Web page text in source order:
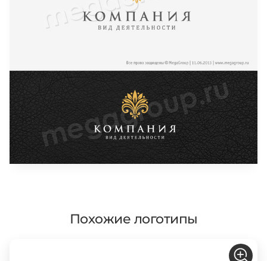
Похожие логотипы